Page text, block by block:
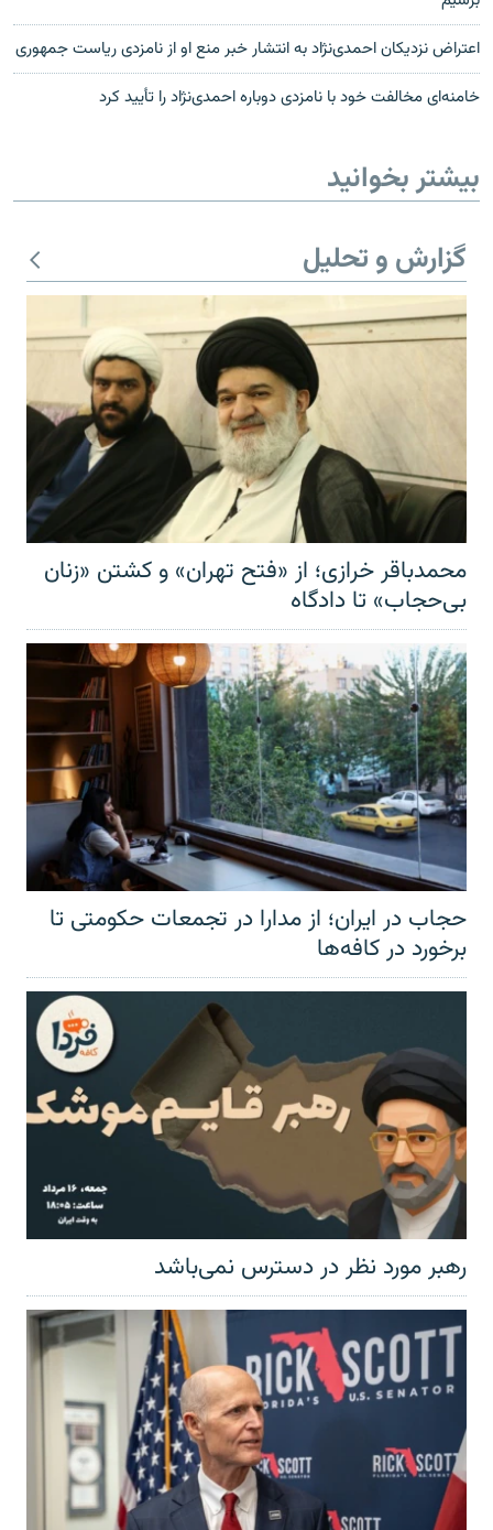
اعتراض نزدیکان احمدی‌نژاد به انتشار خبر منع او از نامزدی ریاست جمهوری
خامنه‌ای مخالفت خود با نامزدی دوباره احمدی‌نژاد را تأیید کرد
بیشتر بخوانید
گزارش و تحلیل
محمدباقر خرازی؛ از «فتح تهران» و کشتن «زنان
بی‌حجاب» تا دادگاه
حجاب در ایران؛ از مدارا در تجمعات حکومتی تا
برخورد در کافه‌ها
رهبر مورد نظر در دسترس نمی‌باشد